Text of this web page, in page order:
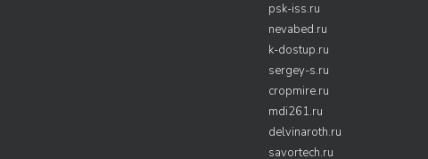
psk-iss.ru
nevabed.ru
k-dostup.ru
sergey-s.ru
cropmire.ru
mdi261.ru
delvinaroth.ru
savortech.ru